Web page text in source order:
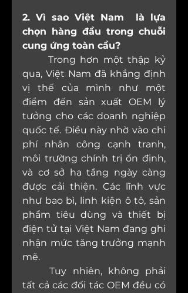
2. Vì sao Việt Nam  là lựa
chọn hàng đầu trong chuỗi
cung ứng toàn cầu?
qua, Việt Nam đã khẳng định
vị thế của mình như một
điểm đến sản xuất OEM lý
tưởng cho các doanh nghiệp
quốc tế. Điều này nhờ vào chi
phí nhân công cạnh tranh,
môi trường chính trị ổn định,
và cơ sở hạ tầng ngày càng
được cải thiện. Các lĩnh vực
như bao bì, linh kiện ô tô, sản
phẩm tiêu dùng và thiết bị
điện tử tại Việt Nam đang ghi
nhận mức tăng trưởng mạnh
mẽ.
	Tuy nhiên, không phải
tất cả các đối tác OEM đều có